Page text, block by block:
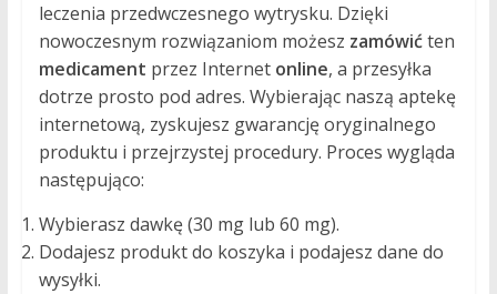
leczenia przedwczesnego wytrysku. Dzięki
nowoczesnym rozwiązaniom możesz zamówićten
medicament przez Internet online, a przesyłka
dotrze prosto pod adres. Wybierając naszą aptekę
internetową, zyskujesz gwarancję oryginalnego
produktu i przejrzystej procedury. Proces wygląda
następująco:
Wybierasz dawkę (30 mg lub 60 mg).
Dodajesz produkt do koszyka i podajesz dane do
wysyłki.